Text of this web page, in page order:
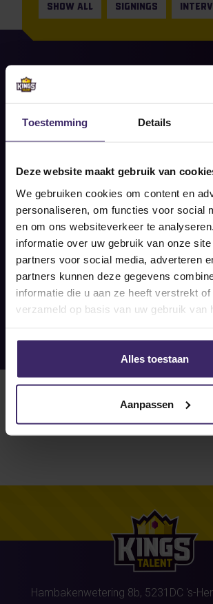
Toestemming Details
Deze website maakt gebruik van
We gebruiken cookies om content en
personaliseren, om functies voor social
en om ons websiteverkeer te
informatie over uw gebruik van onze
partners voor social media, adverteren
partners kunnen deze gegevens
informatie die u aan ze heeft verstrekt
verzameld op basis van uw gebruik van
Alles toestaan
Aanpassen
SHOW ALL SIGNINGS
May
Yske Brongersma
aanwinst van The
Share on social
Hambakenwetering 8b, 5231DC 's-